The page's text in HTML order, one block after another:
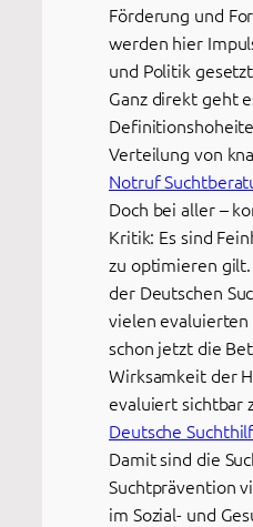
Förderung und
werden hier
und Politik
Ganz direkt geht
Verteilung von
Notruf
Doch bei aller –
Kritik: Es sind
zu optimieren
der Deutschen
vielen evaluierten
schon jetzt die
Wirksamkeit der
evaluiert sichtbar
Deutsche
Damit sind die
Suchtprävention
im Sozial- und